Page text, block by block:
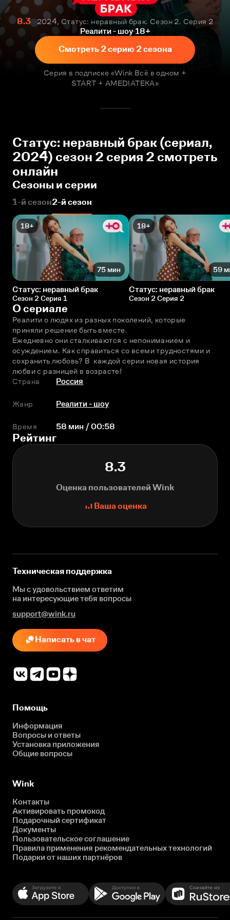
8.3
2024, Статус: неравный брак. Сезон 2. Серия 2
Реалити - шоу 18+
Смотреть 2 серию 2 сезона
Серия в подписке «Wink Всё в одном +
START + AMEDIATEKA»
Статус: неравный брак (сериал,
2024) сезон 2 серия 2 смотреть
онлайн
Сезоны и серии
1-й сезон2-й сезон
18+
75 мин
Статус: неравный брак
Сезон 2 Серия 1
18+
59
Статус: неравный брак
Сезон 2 Серия 2
О сериале
Реалити о людях из разных поколений, которые
приняли решение быть вместе.
Ежедневно они сталкиваются с непониманием и
осуждением. Как справиться со всеми трудностями и
сохранить любовь? В  каждой серии новая история
любви с разницей в возрасте!
Страна
Россия
Жанр Реалити - шоу
Время 58 мин / 00:58
Рейтинг
8.3
Оценка пользователей Wink
Ваша оценка
Техническая поддержка
Мы с удовольствием ответим
на интересующиетебя вопросы
support@wink.ru
Написать в чат
Помощь
Информация
Вопросы и ответы
Установка приложения
Общие вопросы
Wink
Контакты
Активировать промокод
Подарочный сертификат
Документы
Пользовательское соглашение
Правила применения рекомендательных технологий
Подарки от наших партнёров